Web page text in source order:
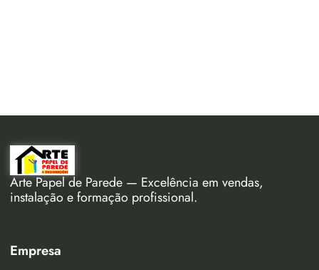
Arte Papel de Parede — Excelência em vendas,
instalação e formação profissional.
Empresa